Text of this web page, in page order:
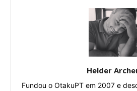
Helder
Fundou o OtakuPT em 2007 e